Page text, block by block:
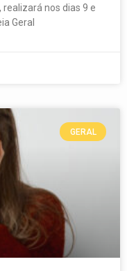
realizará nos dias 9 e
Geral
GERAL